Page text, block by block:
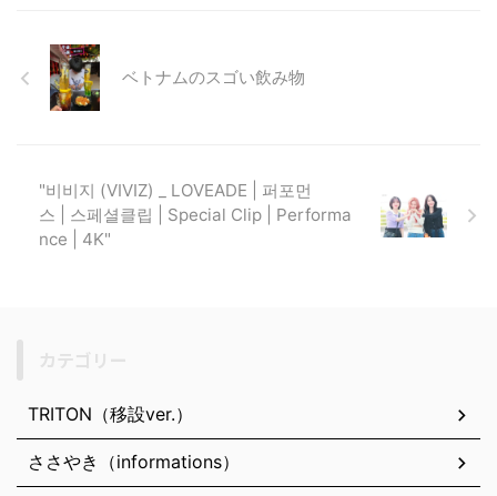
ベトナムのスゴい飲み物
"비비지 (VIVIZ) _ LOVEADE | 퍼포먼
스 | 스페셜클립 | Special Clip | Performa
nce | 4K"
TRITON（移設ver.）
ささやき（informations）